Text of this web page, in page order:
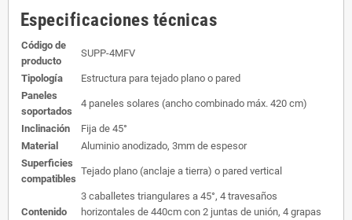
Especificaciones técnicas
Código de
producto
SUPP-4MFV
Tipología
Estructura para tejado plano o pared
Paneles
soportados
4 paneles solares (ancho combinado máx. 420 cm)
Inclinación
Fija de 45°
Material
Aluminio anodizado, 3mm de espesor
Superficies
compatibles
Tejado plano (anclaje a tierra) o pared vertical
Contenido
3 caballetes triangulares a 45°, 4 travesaños
horizontales de 440cm con 2 juntas de unión, 4 grapas